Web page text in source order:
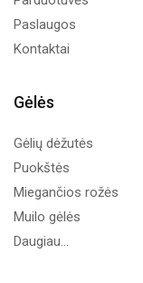
Paslaugos
Kontaktai
Gėlės
Gėlių dėžutės
Puokštės
Miegančios rožės
Muilo gėlės
Daugiau...